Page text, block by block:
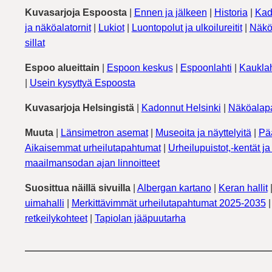
Kuvasarjoja Espoosta| Ennen ja jälkeen Historia
ja näköalatornit| Lukiot| Luontopolut ja ulkoilureitit|
sillat
Espoo alueittain Espoon keskus| Espoonlahti
Usein kysyttyä Espoosta
Kuvasarjoja Helsingistä| Kadonnut Helsinki
Muuta| Länsimetron asemat| Museoita ja näyttelyitä
Aikaisemmat urheilutapahtumat| Urheilupuistot,-kentät
maailmansodan ajan linnoitteet
Suosittua näillä sivuilla| Albergan kartano| Keran hallit
uimahalli
Merkittävimmät urheilutapahtumat 2025-2035
retkeilykohteet| Tapiolan jääpuutarha